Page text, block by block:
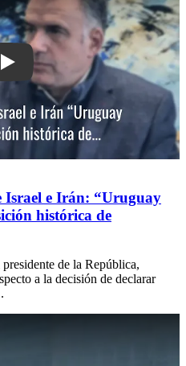
Play: Orsi sobre la guerra entre Israel
Israel e Irán: “Uruguay
histórica de
de la República,
a la decisión de declarar